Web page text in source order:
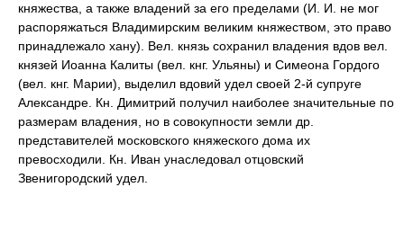
княжества, а также владений за его пределами (И. И. не мог
распоряжаться Владимирским великим княжеством, это право
принадлежало хану). Вел. князь сохранил владения вдов вел.
князей Иоанна Калиты (вел. кнг. Ульяны) и Симеона Гордого
(вел. кнг. Марии), выделил вдовий удел своей 2-й супруге
Александре. Кн. Димитрий получил наиболее значительные по
размерам владения, но в совокупности земли др.
представителей московского княжеского дома их
превосходили. Кн. Иван унаследовал отцовский
Звенигородский удел.